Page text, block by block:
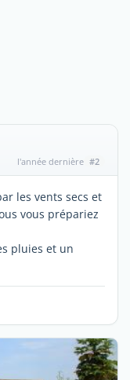
l'année dernière #2
les vents secs et
vous prépariez
pluies et un